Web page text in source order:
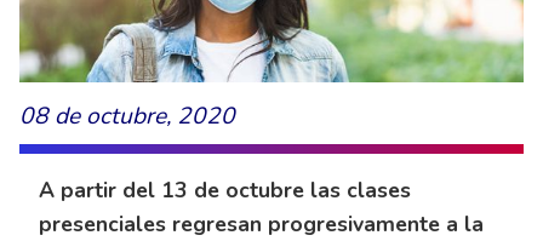
08 de octubre, 2020
A partir del 13 de octubre las clases
presenciales regresan progresivamente a la